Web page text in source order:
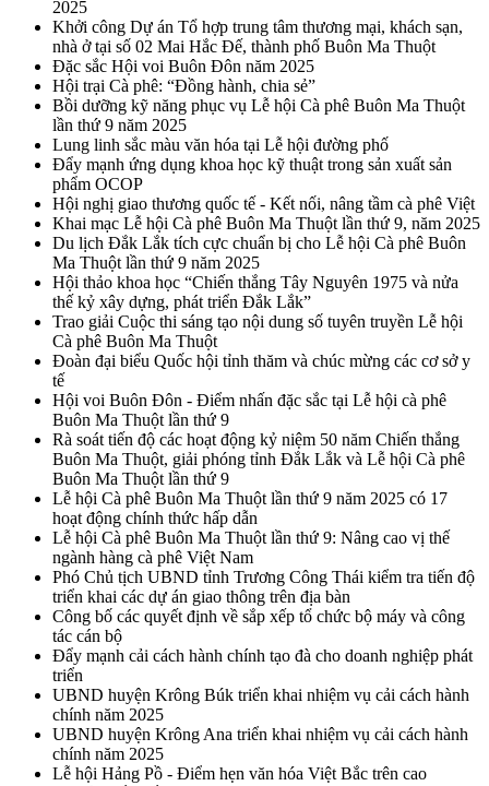
2025
Khởi công Dự án Tổ hợp trung tâm thương mại, khách sạn,
nhà ở tại số 02 Mai Hắc Đế, thành phố Buôn Ma Thuột
Đặc sắc Hội voi Buôn Đôn năm 2025
Hội trại Cà phê: “Đồng hành, chia sẻ”
Bồi dưỡng kỹ năng phục vụ Lễ hội Cà phê Buôn Ma Thuột
lần thứ 9 năm 2025
Lung linh sắc màu văn hóa tại Lễ hội đường phố
Đẩy mạnh ứng dụng khoa học kỹ thuật trong sản xuất sản
phẩm OCOP
Hội nghị giao thương quốc tế - Kết nối, nâng tầm cà phê Việt
Khai mạc Lễ hội Cà phê Buôn Ma Thuột lần thứ 9, năm 2025
Du lịch Đắk Lắk tích cực chuẩn bị cho Lễ hội Cà phê Buôn
Ma Thuột lần thứ 9 năm 2025
Hội thảo khoa học “Chiến thắng Tây Nguyên 1975 và nửa
thế kỷ xây dựng, phát triển Đắk Lắk”
Trao giải Cuộc thi sáng tạo nội dung số tuyên truyền Lễ hội
Cà phê Buôn Ma Thuột
Đoàn đại biểu Quốc hội tỉnh thăm và chúc mừng các cơ sở y
tế
Hội voi Buôn Đôn - Điểm nhấn đặc sắc tại Lễ hội cà phê
Buôn Ma Thuột lần thứ 9
Rà soát tiến độ các hoạt động kỷ niệm 50 năm Chiến thắng
Buôn Ma Thuột, giải phóng tỉnh Đắk Lắk và Lễ hội Cà phê
Buôn Ma Thuột lần thứ 9
Lễ hội Cà phê Buôn Ma Thuột lần thứ 9 năm 2025 có 17
hoạt động chính thức hấp dẫn
Lễ hội Cà phê Buôn Ma Thuột lần thứ 9: Nâng cao vị thế
ngành hàng cà phê Việt Nam
Phó Chủ tịch UBND tỉnh Trương Công Thái kiểm tra tiến độ
triển khai các dự án giao thông trên địa bàn
Công bố các quyết định về sắp xếp tổ chức bộ máy và công
tác cán bộ
Đẩy mạnh cải cách hành chính tạo đà cho doanh nghiệp phát
triển
UBND huyện Krông Búk triển khai nhiệm vụ cải cách hành
chính năm 2025
UBND huyện Krông Ana triển khai nhiệm vụ cải cách hành
chính năm 2025
Lễ hội Hảng Pồ - Điểm hẹn văn hóa Việt Bắc trên cao